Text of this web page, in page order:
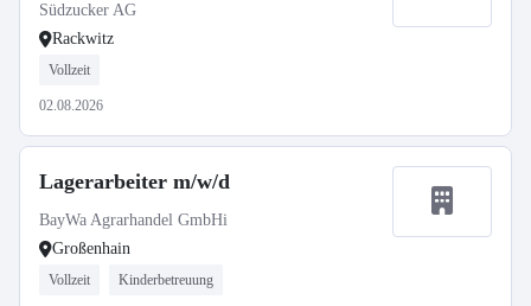
Südzucker AG
Rackwitz
Vollzeit
02.08.2026
Lagerarbeiter m/w/d
BayWa Agrarhandel GmbHi
Großenhain
Vollzeit Kinderbetreuung